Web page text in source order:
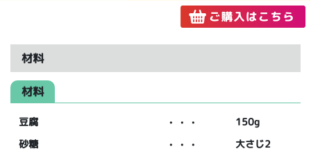
材料
材料
豆腐 ・・・
150g
砂糖
・・・
大さじ2